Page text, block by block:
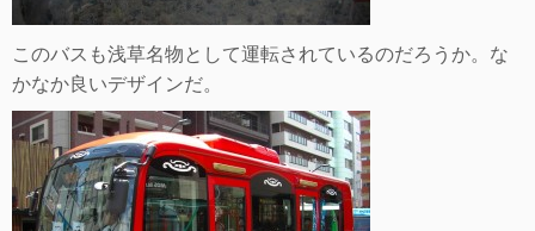
このバスも浅草名物として運転されているのだろうか。な
かなか良いデザインだ。